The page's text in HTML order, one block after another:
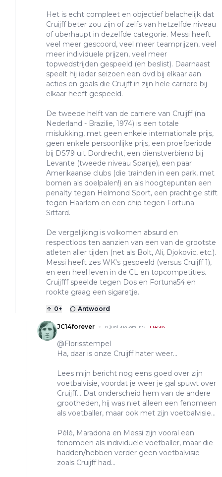
Het is echt compleet en objectief belachelijk dat
Cruijff beter zou zijn of zelfs van hetzelfde niveau
of uberhaupt in dezelfde categorie. Messi heeft
veel meer gescoord, veel meer teamprijzen, veel
meer individuele prijzen, veel meer
topwedstrijden gespeeld (en beslist). Daarnaast
speelt hij ieder seizoen een dvd bij elkaar aan
acties en goals die Cruijff in zijn hele carriere bij
elkaar heeft gespeeld.
De tweede helft van de carriere van Cruijff (na
Nederland - Brazilie, 1974) is een totale
mislukking, met geen enkele internationale prijs,
geen enkele persoonlijke prijs, een proefperiode
bij DS79 uit Dordrecht, een dienstverbiend bij
Levante (tweede niveau Spanje), een paar
Amerikaanse clubs (die trainden in een park, met
bomen als doelpalen!) en als hoogtepunten een
penalty tegen Helmond Sport, een prachtige stift
tegen Haarlem en een chip tegen Fortuna
Sittard.
De vergelijking is volkomen absurd en
respectloos ten aanzien van een van de grootste
atleten aller tijden (net als Bolt, Ali, Djokovic, etc.).
Messi heeft zes WK's gespeeld (versus Cruijff 1),
en een heel leven in de CL en topcompetities.
Cruijfff speelde tegen Dos en Fortuna54 en
rookte graag een sigaretje.
0+ Antwoord
JC14forever 17 juni 2026 om 11:32 +14603
@Florisstempel
Ha, daar is onze Cruijff hater weer...
Lees mijn bericht nog eens goed over zijn
voetbalvisie, voordat je weer je gal spuwt over
Cruijff... Dat onderscheid hem van de andere
grootheden, hij was niet alleen een fenomeen
als voetballer, maar ook met zijn voetbalvisie...
Pélé, Maradona en Messi zijn vooral een
fenomeen als individuele voetballer, maar die
hadden/hebben verder geen voetbalvisie
zoals Cruijff had...